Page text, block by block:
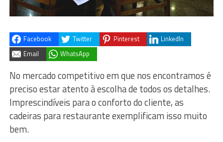
Facebook Twitter Pinterest
LinkedIn
Email
WhatsApp
No mercado competitivo em que nos encontramos é
preciso estar atento à escolha de todos os detalhes.
Imprescindíveis para o conforto do cliente, as
cadeiras para restaurante exemplificam isso muito
bem.